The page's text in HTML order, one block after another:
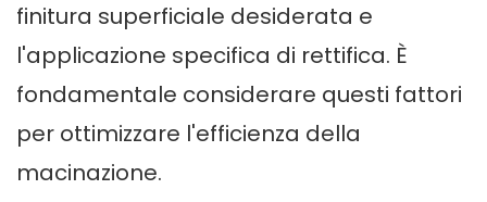
finitura superficiale desiderata e
l'applicazione specifica di rettifica. È
fondamentale considerare questi fattori
per ottimizzare l'efficienza della
macinazione.